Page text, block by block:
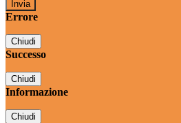
Errore
Chiudi
Successo
Chiudi
Informazione
Chiudi